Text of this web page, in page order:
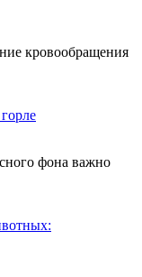
кровообращения
фона важно